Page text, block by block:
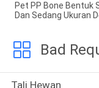
Pet PP Bone Bentuk
Dan Sedang Ukuran
Bad
Tali Hewan